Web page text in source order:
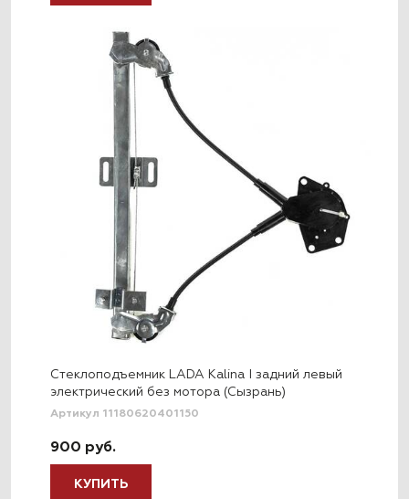
Стеклоподъемник LADA Kalina I задний левый
электрический без мотора (Сызрань)
Артикул 11180620401150
900 руб.
КУПИТЬ